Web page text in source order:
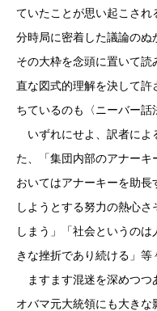
ていたことが思い起こさ
分時局に密着した議論のぬ
その大枠を念頭に置いて
直な図式的理解を決して
ちているのも〈ニーバー話
いずれにせよ、訳者によ
た、「集団内部のアナー
おいてはアナーキーを助
しようとする努力の熱心
しまう」「社会というの
きな挫折であり続ける」等
ますます混迷を深めつつ
オバマ元大統領にも大き